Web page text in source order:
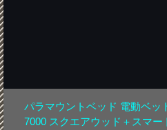
パラマウントベッド 電動ベッ
7000 スクエアウッド＋スマ